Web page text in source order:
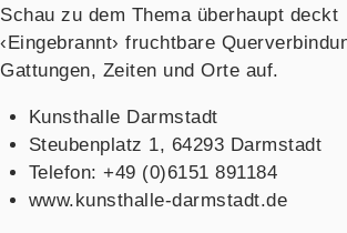
Schau zu dem Thema überhaupt deckt
‹Eingebrannt› fruchtbare
Gattungen, Zeiten und Orte auf.
Kunsthalle Darmstadt
Steubenplatz 1, 64293 Darmstadt
Telefon: +49 (0)6151 891184
www.kunsthalle-darmstadt.de